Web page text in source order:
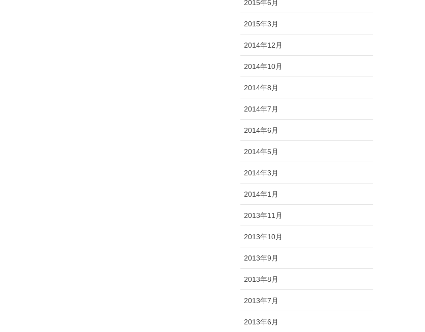
2015年6月
2015年3月
2014年12月
2014年10月
2014年8月
2014年7月
2014年6月
2014年5月
2014年3月
2014年1月
2013年11月
2013年10月
2013年9月
2013年8月
2013年7月
2013年6月